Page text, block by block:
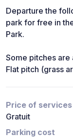
Departure the
park for free in
Park.
Some pitches are
Flat pitch (grass
Price of services
Gratuit
Parking cost